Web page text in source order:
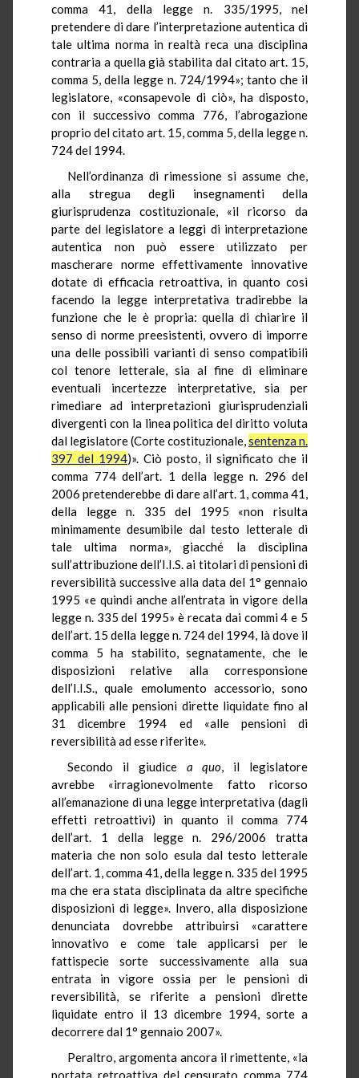
comma 41, della legge n. 335/1995, nel
pretendere di dare l’interpretazione autentica di
tale ultima norma in realtà reca una disciplina
contraria a quella già stabilita dal citato art. 15,
comma 5, della legge n. 724/1994»; tanto che il
legislatore, «consapevole di ciò», ha disposto,
con il successivo comma 776, l’abrogazione
proprio del citato art. 15, comma 5, della legge n.
724 del 1994.
Nell’ordinanza di rimessione si assume che,
alla stregua degli insegnamenti della
giurisprudenza costituzionale, «il ricorso da
parte del legislatore a leggi di interpretazione
autentica non può essere utilizzato per
mascherare norme effettivamente innovative
dotate di efficacia retroattiva, in quanto così
facendo la legge interpretativa tradirebbe la
funzione che le è propria: quella di chiarire il
senso di norme preesistenti, ovvero di imporre
una delle possibili varianti di senso compatibili
col tenore letterale, sia al fine di eliminare
eventuali incertezze interpretative, sia per
rimediare ad interpretazioni giurisprudenziali
divergenti con la linea politica del diritto voluta
dal legislatore (Corte costituzionale,sentenza n.
397 del 1994)». Ciò posto, il significato che il
comma 774 dell’art. 1 della legge n. 296 del
2006 pretenderebbe di dare all’art. 1, comma 41,
della legge n. 335 del 1995 «non risulta
minimamente desumibile dal testo letterale di
tale ultima norma», giacché la disciplina
sull’attribuzione dell’I.I.S. ai titolari di pensioni di
reversibilità successive alla data del 1° gennaio
1995 «e quindi anche all’entrata in vigore della
legge n. 335 del 1995» è recata dai commi 4 e 5
dell’art. 15 della legge n. 724 del 1994, là dove il
comma 5 ha stabilito, segnatamente, che le
disposizioni relative alla corresponsione
dell’I.I.S., quale emolumento accessorio, sono
applicabili alle pensioni dirette liquidate fino al
31 dicembre 1994 ed «alle pensioni di
reversibilità ad esse riferite».
Secondo il giudice a quo, il legislatore
avrebbe «irragionevolmente fatto ricorso
all’emanazione di una legge interpretativa (dagli
effetti retroattivi) in quanto il comma 774
dell’art. 1 della legge n. 296/2006 tratta
materia che non solo esula dal testo letterale
dell’art. 1, comma 41, della legge n. 335 del 1995
ma che era stata disciplinata da altre specifiche
disposizioni di legge». Invero, alla disposizione
denunciata dovrebbe attribuirsi «carattere
innovativo e come tale applicarsi per le
fattispecie sorte successivamente alla sua
entrata in vigore ossia per le pensioni di
reversibilità, se riferite a pensioni dirette
liquidate entro il 13 dicembre 1994, sorte a
decorrere dal 1° gennaio 2007».
Peraltro, argomenta ancora il rimettente, «la
portata retroattiva del censurato comma 774